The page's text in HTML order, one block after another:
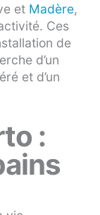
et Madère,
Ces
de
d’un
et d’un
: